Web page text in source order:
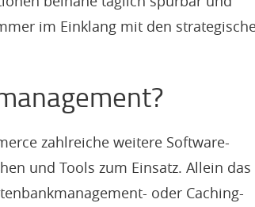
im Einklang mit den
zahlreiche weitere Software-
und Tools zum Einsatz. Allein das
oder Caching-